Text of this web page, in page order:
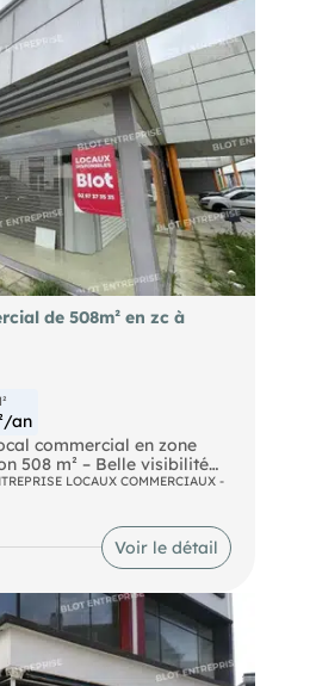
risques naturels, miniers,
ces biens sont
sur le site
de 508m² en zc à
an
commercial en zone
508 m² – Belle visibilité
bénéficie d'une
grâce à son emplacement
principales, il offre une
attirer votre clientèle.
terrain bitumé.
pour démarrer votre
Les informations sur les
ou technologiques,
exposés, sont disponibles
LOCAUX COMMERCIAUX -
Voir le détail